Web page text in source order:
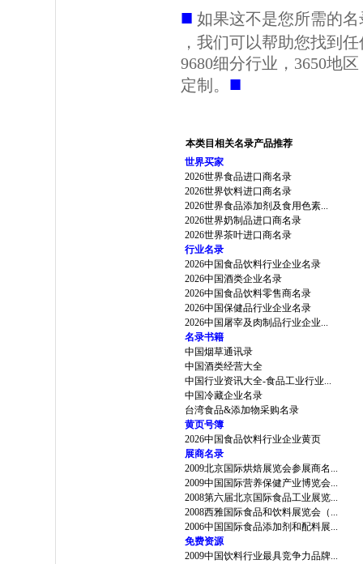
■ 如果这不是您所需的
，我们可以帮助您找到
9680细分行业，3650地
定制。 ■
本类目相关名录产品推荐
世界买家
2026世界食品进口商名录
2026世界饮料进口商名录
2026世界食品添加剂及食用色素...
2026世界奶制品进口商名录
2026世界茶叶进口商名录
行业名录
2026中国食品饮料行业企业名录
2026中国酒类企业名录
2026中国食品饮料零售商名录
2026中国保健品行业企业名录
2026中国屠宰及肉制品行业企业...
名录书籍
中国烟草通讯录
中国酒类经营大全
中国行业资讯大全-食品工业行业...
中国冷藏企业名录
台湾食品&添加物采购名录
黄页号簿
2026中国食品饮料行业企业黄页
展商名录
2009北京国际烘焙展览会参展商名...
2009中国国际营养保健产业博览会...
2008第六届北京国际食品工业展览...
2008西雅国际食品和饮料展览会（...
2006中国国际食品添加剂和配料展...
免费资源
2009中国饮料行业最具竞争力品牌...